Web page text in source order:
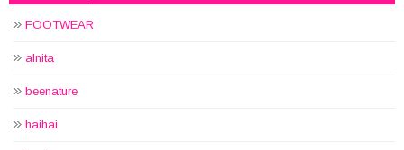
FOOTWEAR
alnita
beenature
haihai